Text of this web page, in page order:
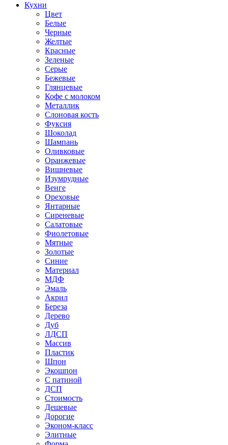
Кухни
Цвет
Белые
Черные
Желтые
Красные
Зеленые
Серые
Бежевые
Глянцевые
Кофе с молоком
Металлик
Слоновая кость
Фуксия
Шоколад
Шампань
Оливковые
Оранжевые
Вишневые
Изумрудные
Венге
Ореховые
Янтарные
Сиреневые
Салатовые
Фиолетовые
Мятные
Золотые
Синие
Материал
МДФ
Эмаль
Акрил
Береза
Дерево
Дуб
ЛДСП
Массив
Пластик
Шпон
Экошпон
С патиной
ДСП
Стоимость
Дешевые
Дорогие
Эконом-класс
Элитные